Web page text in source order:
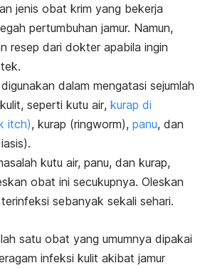
jenis obat krim yang bekerja
pertumbuhan jamur. Namun,
resep dari dokter apabila ingin
dalam mengatasi sejumlah
seperti kutu air, kurap di
itch), kurap (ringworm), panu, dan
kutu air, panu, dan kurap,
obat ini secukupnya. Oleskan
sebanyak sekali sehari.
satu obat yang umumnya dipakai
infeksi kulit akibat jamur